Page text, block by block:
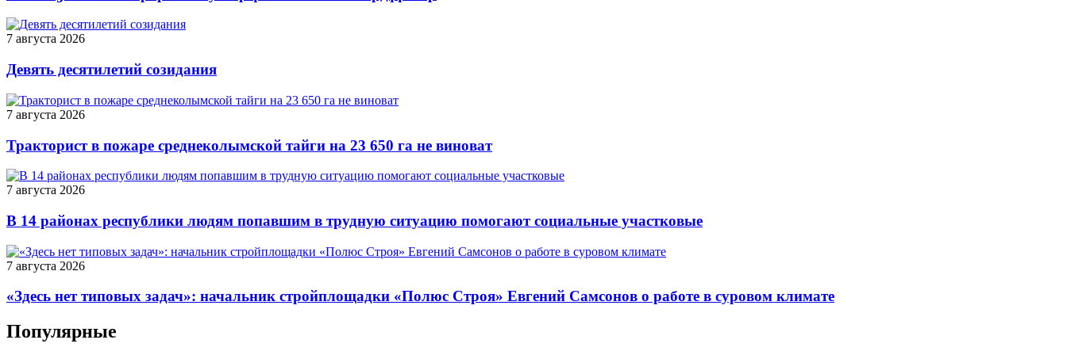
7 августа 2026
Девять десятилетий созидания
7 августа 2026
Тракторист в пожаре среднеколымской тайги на 23 650 га не виноват
7 августа 2026
В 14 районах республики людям попавшим в трудную ситуацию помогают социальные участковые
7 августа 2026
«Здесь нет типовых задач»: начальник стройплощадки «Полюс Строя» Евгений Самсонов о работе в суровом климате
Популярные